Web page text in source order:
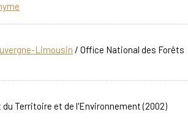
Limousin / Office National des Forêts
Territoire et de l'Environnement (2002)